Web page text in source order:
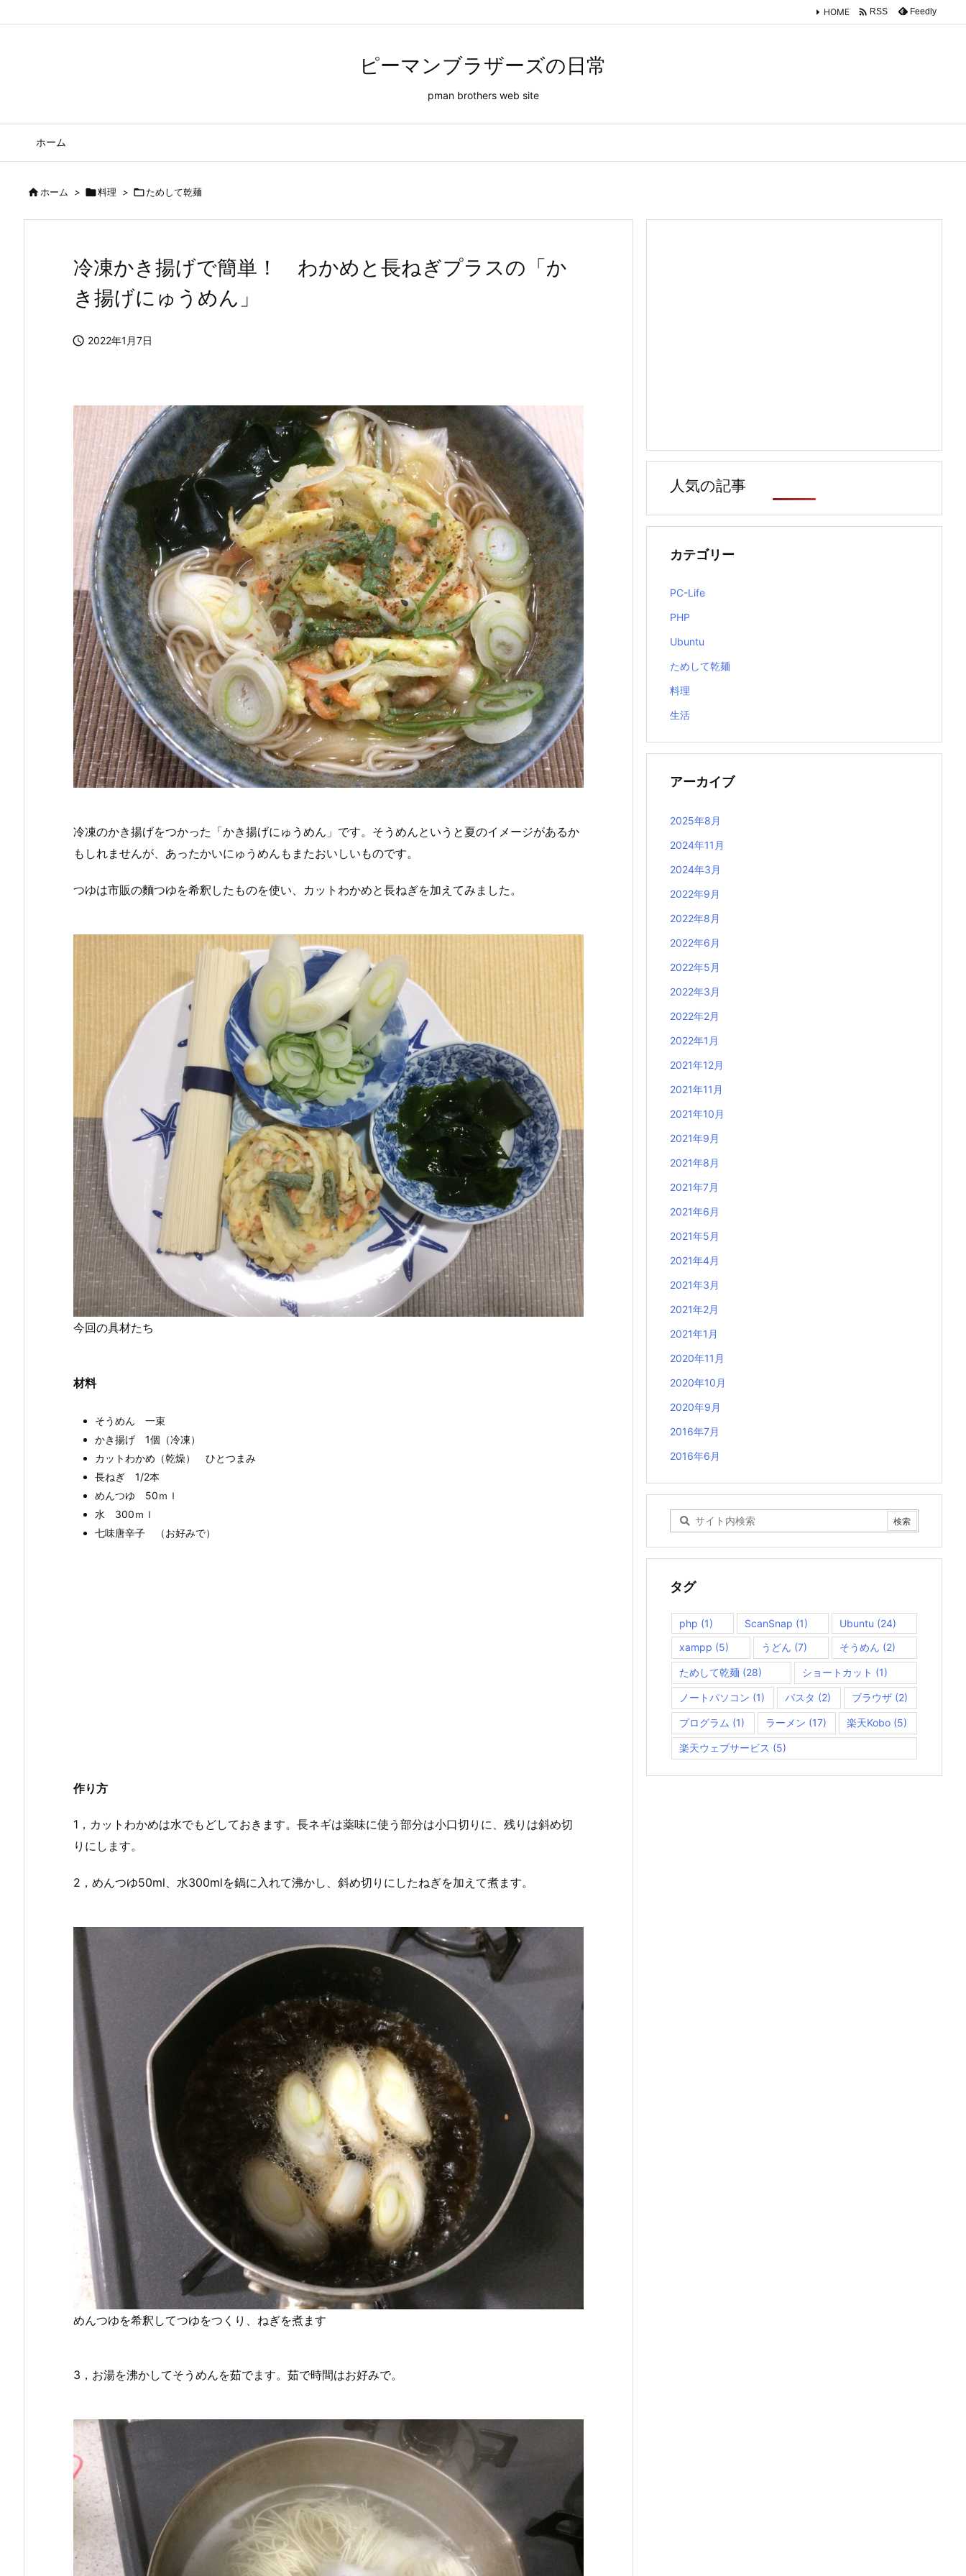
ピーマンブラザーズの日常
pman brothers web site
ホーム
HOME  RSS Feedly
ホーム > 料理 > ためして乾麺
冷凍かき揚げで簡単！ わかめと長ねぎプラスの「か
き揚げにゅうめん」
 2022年1月7日
冷凍のかき揚げをつかった「かき揚げにゅうめん」です。そうめんというと夏のイメージがあるか
もしれませんが、あったかいにゅうめんもまたおいしいものです。
つゆは市販の麵つゆを希釈したものを使い、カットわかめと長ねぎを加えてみました。
今回の具材たち
材料
そうめん 一束
かき揚げ 1個（冷凍）
カットわかめ（乾燥） ひとつまみ
長ねぎ 1/2本
めんつゆ 50ｍｌ
水 300ｍｌ
七味唐辛子 （お好みで）
作り方
1，カットわかめは水でもどしておきます。長ネギは薬味に使う部分は小口切りに、残りは斜め切
りにします。
2，めんつゆ50ml、水300mlを鍋に入れて沸かし、斜め切りにしたねぎを加えて煮ます。
めんつゆを希釈してつゆをつくり、ねぎを煮ます
3，お湯を沸かしてそうめんを茹でます。茹で時間はお好みで。
人気の記事
カテゴリー
PC-Life
PHP
Ubuntu
ためして乾麺
料理
生活
アーカイブ
2025年8月
2024年11月
2024年3月
2022年9月
2022年8月
2022年6月
2022年5月
2022年3月
2022年2月
2022年1月
2021年12月
2021年11月
2021年10月
2021年9月
2021年8月
2021年7月
2021年6月
2021年5月
2021年4月
2021年3月
2021年2月
2021年1月
2020年11月
2020年10月
2020年9月
2016年7月
2016年6月
タグ
php (1) ScanSnap (1) Ubuntu (24)
xampp (5) うどん (7) そうめん (2)
ためして乾麺 (28) ショートカット (1)
ノートパソコン (1) パスタ (2) ブラウザ(2)
プログラム (1) ラーメン (17) 楽天Kobo (5)
楽天ウェブサービス (5)